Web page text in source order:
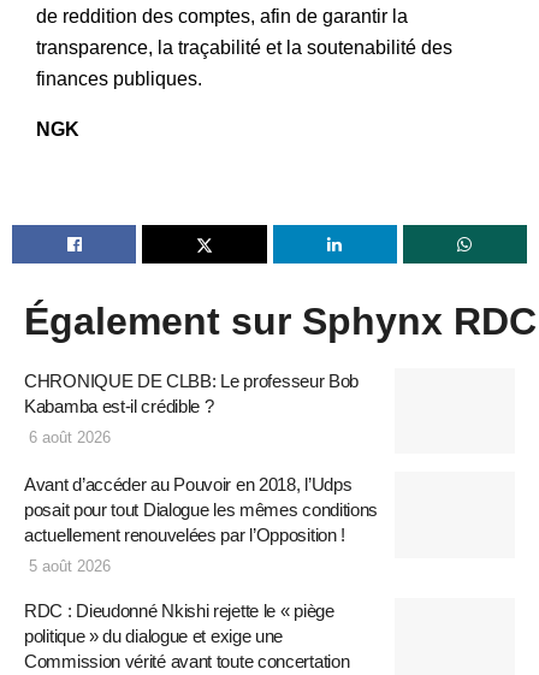
de reddition des comptes, afin de garantir la
transparence, la traçabilité et la soutenabilité des
finances publiques.
NGK
Également sur Sphynx RDC
CHRONIQUE DE CLBB: Le professeur Bob
Kabamba est-il crédible ?
6 août 2026
Avant d’accéder au Pouvoir en 2018, l’Udps
posait pour tout Dialogue les mêmes conditions
actuellement renouvelées par l’Opposition !
5 août 2026
RDC : Dieudonné Nkishi rejette le « piège
politique » du dialogue et exige une
Commission vérité avant toute concertation